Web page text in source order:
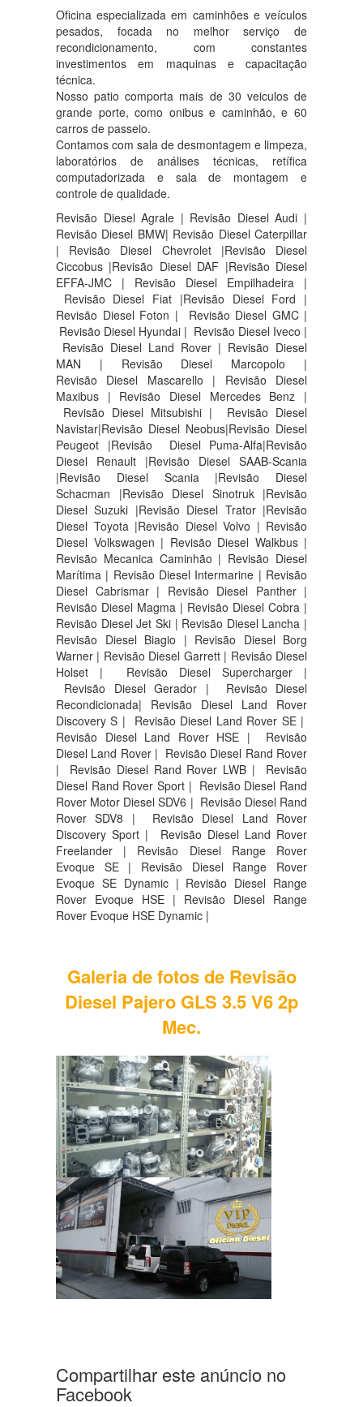
Oficina especializada em caminhões e veículos
pesados, focada no melhor serviço de
recondicionamento, com constantes
investimentos em maquinas e capacitação
técnica.
Nosso patio comporta mais de 30 veiculos de
grande porte, como onibus e caminhão, e 60
carros de passeio.
Contamos com sala de desmontagem e limpeza,
laboratórios de análises técnicas, retífica
computadorizada e sala de montagem e
controle de qualidade.
Revisão Diesel Agrale | Revisão Diesel Audi |
Revisão Diesel BMW| Revisão Diesel Caterpillar
| Revisão Diesel Chevrolet |Revisão Diesel
Ciccobus |Revisão Diesel DAF |Revisão Diesel
EFFA-JMC | Revisão Diesel Empilhadeira |
Revisão Diesel Fiat |Revisão Diesel Ford |
Revisão Diesel Foton | Revisão Diesel GMC |
Revisão Diesel Hyundai | Revisão Diesel Iveco |
Revisão Diesel Land Rover | Revisão Diesel
MAN | Revisão Diesel Marcopolo |
Revisão Diesel Mascarello | Revisão Diesel
Maxibus | Revisão Diesel Mercedes Benz |
Revisão Diesel Mitsubishi | Revisão Diesel
Navistar|Revisão Diesel Neobus|Revisão Diesel
Peugeot |Revisão Diesel Puma-Alfa|Revisão
Diesel Renault |Revisão Diesel SAAB-Scania
|Revisão Diesel Scania |Revisão Diesel
Schacman |Revisão Diesel Sinotruk |Revisão
Diesel Suzuki |Revisão Diesel Trator |Revisão
Diesel Toyota |Revisão Diesel Volvo | Revisão
Diesel Volkswagen | Revisão Diesel Walkbus |
Revisão Mecanica Caminhão | Revisão Diesel
Marítima | Revisão Diesel Intermarine | Revisão
Diesel Cabrismar | Revisão Diesel Panther |
Revisão Diesel Magma | Revisão Diesel Cobra |
Revisão Diesel Jet Ski | Revisão Diesel Lancha |
Revisão Diesel Biagio | Revisão Diesel Borg
Warner | Revisão Diesel Garrett | Revisão Diesel
Holset | Revisão Diesel Supercharger |
Revisão Diesel Gerador | Revisão Diesel
Recondicionada| Revisão Diesel Land Rover
Discovery S |
Revisão Diesel Land Rover SE |
Revisão Diesel Land Rover HSE |
Revisão
Diesel Land Rover | Revisão Diesel Rand Rover
|
Revisão Diesel Rand Rover LWB |
Revisão
Diesel Rand Rover Sport | Revisão Diesel Rand
Rover Motor Diesel SDV6 | Revisão Diesel Rand
Rover SDV8 |
Revisão Diesel Land Rover
Discovery Sport |
Revisão Diesel Land Rover
Freelander | Revisão Diesel Range Rover
Evoque SE | Revisão Diesel Range Rover
Evoque SE Dynamic | Revisão Diesel Range
Rover Evoque HSE | Revisão Diesel Range
Rover Evoque HSE Dynamic |
Galeria de fotos de Revisão
Diesel Pajero GLS 3.5 V6 2p
Mec.
Compartilhar este anúncio no
Facebook